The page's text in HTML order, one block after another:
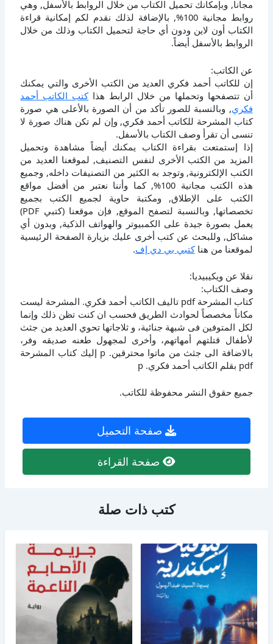
مجانا, وبإمكانك تحميل الكتاب من خلال الروابط بالأسفل, وهي
روابط مجانية 100%, بالإضافة لذلك نقدم لكم إمكانية قراءة
الكتاب أون لاين ودون أي حاجة لتحميل الكتاب وذلك من خلال
الروابط بالأسفل أيضاً.
عن الكاتب:
إن للكاتب أحمد فكري العديد من الكتب الأخرى والتي يمكنك
أن تتصفحها وتحملها من خلال الرابط هذاكتب الكاتب أحمد
فكري, وبالنسبة للصور تأكد من أن الصورة بالأعلى هي صورة
كتاب المشرحة للكاتب أحمد فكري, وإن لم تكن هناك صورة لا
تنسى أن تقرأ وصف الكتاب بالأسفل.
إذا إستمتعت بقراءة الكتاب يمكنك أيضاً مشاهدة وتحميل
المزيد من الكتب الأخرى لنفس التصنيف, لموقعنا العديد من
الكتب الإلكترونية, وتوجد به الكثير من التصنيفات داخله, وجميع
هذه الكتب مجانية 100%, كما وأننا نعتبر من أفضل مواقع
الكتب على الإطلاق, ومكتبة حاوية لجميع الكتب بجميع
تخصصاتها, وبالنسبة لتصفح الموقع, فإن موقعنا (كتبي PDF)
يعمل بصورة جيدة على الكمبيوتر والهواتف الذكية, وبدون أي
مشاكل, وللبحث عن كتب أخرى عليك بزيارة الصفحة الرئيسية
لموقعنا من هناكتبي بي دي إف.
نقلا عن ويكيبيديا:
وصف الكتاب:
كتاب المشرحة pdf تاليف الكاتب أحمد فكري. المشرحة ليست
مكاناً مخصصاً لحوادث الطريق فحسب ان كنت تظن ذلك وإنما
لكل المتوفين فى شبهة جنائية، و ثلاجاتها تحوي العديد من جثث
لأطفال قتلتهم أمهاتهم، وأخرى لمجهول طعنه صديقه وفر،
بالاضافة الى جثث من ماتوا محترقين. p إليك كتاب المشرحة
pdf بقلم الكاتب أحمد فكري. p
جميع حقوق النشر محفوظة للكاتب.
صفحة التحميل
صفحة القراءة
كتب ذات صلة